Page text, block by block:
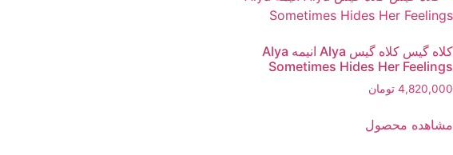
کلاه گیس کلاه گیس Alya انیمه Alya
Sometimes Hides Her Feelings
4,820,000 تومان
مشاهده محصول